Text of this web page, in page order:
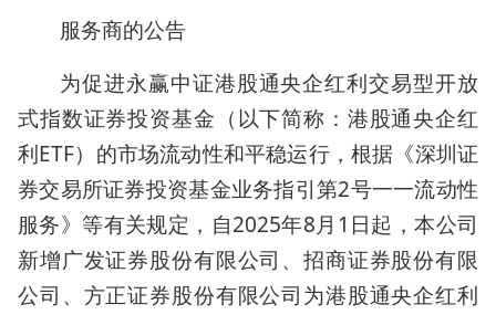
服务商的公告
为促进永赢中证港股通央企红利交易型开放
式指数证券投资基金（以下简称：港股通央企红
利ETF）的市场流动性和平稳运行，根据《深圳证
券交易所证券投资基金业务指引第2号一一流动性
服务》等有关规定，自2025年8月1日起，本公司
新增广发证券股份有限公司、招商证券股份有限
公司、方正证券股份有限公司为港股通央企红利